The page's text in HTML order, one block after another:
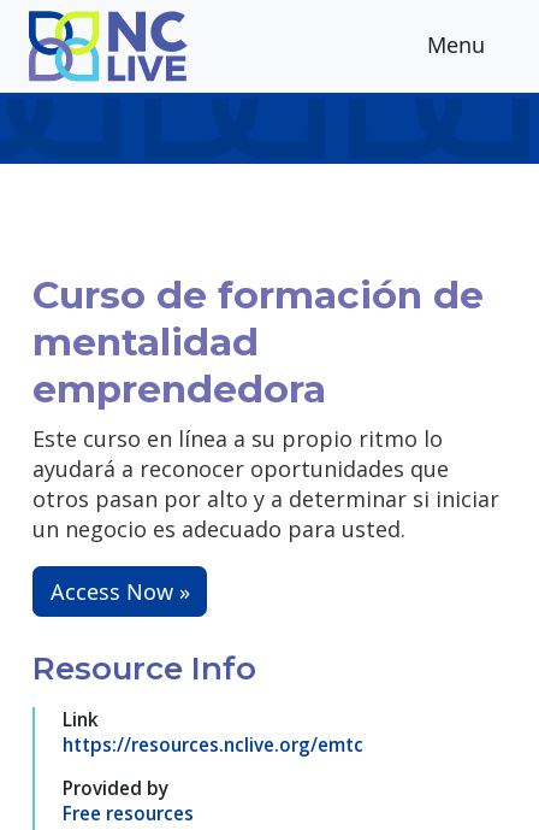
Skip to main content
Menu
Curso de formación de
mentalidad
emprendedora
Este curso en línea a su propio ritmo lo
ayudará a reconocer oportunidades que
otros pasan por alto y a determinar si iniciar
un negocio es adecuado para usted.
Access Now »
Resource Info
Link
https://resources.nclive.org/emtc
Provided by
Free resources